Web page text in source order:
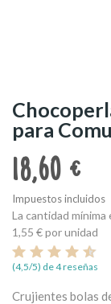
para
18,60 €
Impuestos incluidos
La cantidad mínima
1,55 €por unidad
(4,5/5) de 4 reseñas
Crujientes bolas